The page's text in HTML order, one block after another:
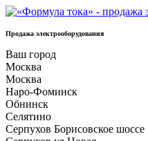
Продажа электрооборудования
Ваш город
Москва
Москва
Наро-Фоминск
Обнинск
Селятино
Серпухов Борисовское шоссе